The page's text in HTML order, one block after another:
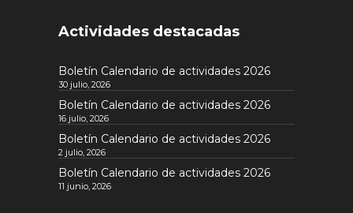
Actividades destacadas
Boletín Calendario de actividades 2026
30 julio, 2026
Boletín Calendario de actividades 2026
16 julio, 2026
Boletín Calendario de actividades 2026
2 julio, 2026
Boletín Calendario de actividades 2026
11 junio, 2026